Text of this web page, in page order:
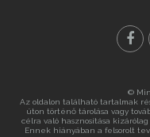
©
Az oldalon található tartalmak
úton történő tárolása vagy
célra való hasznosítása
Ennek hiányában a felsorolt